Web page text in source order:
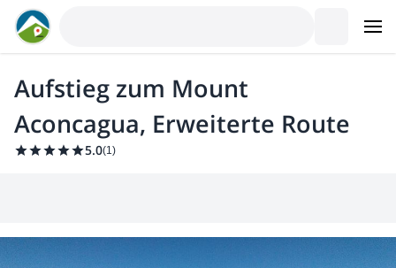
Aufstieg zum Mount
Aconcagua, Erweiterte Route
5.0(1)